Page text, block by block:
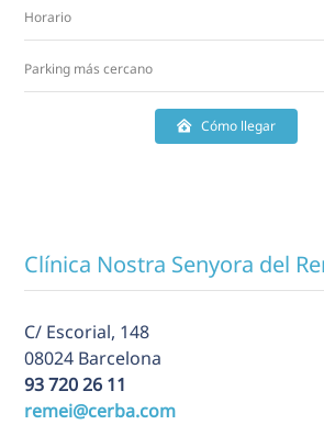
Horario
Parking más cercano
Cómo llegar
Clínica Nostra Senyora del
C/ Escorial, 148
08024 Barcelona
93 720 26 11
remei@cerba.com